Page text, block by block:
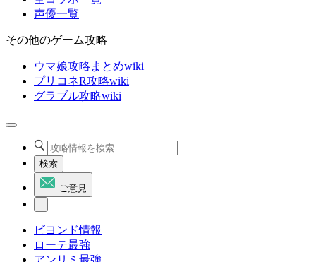
声優一覧
その他のゲーム攻略
ウマ娘攻略まとめwiki
プリコネR攻略wiki
グラブル攻略wiki
検索
ご意見
ビヨンド情報
ローテ最強
アンリミ最強